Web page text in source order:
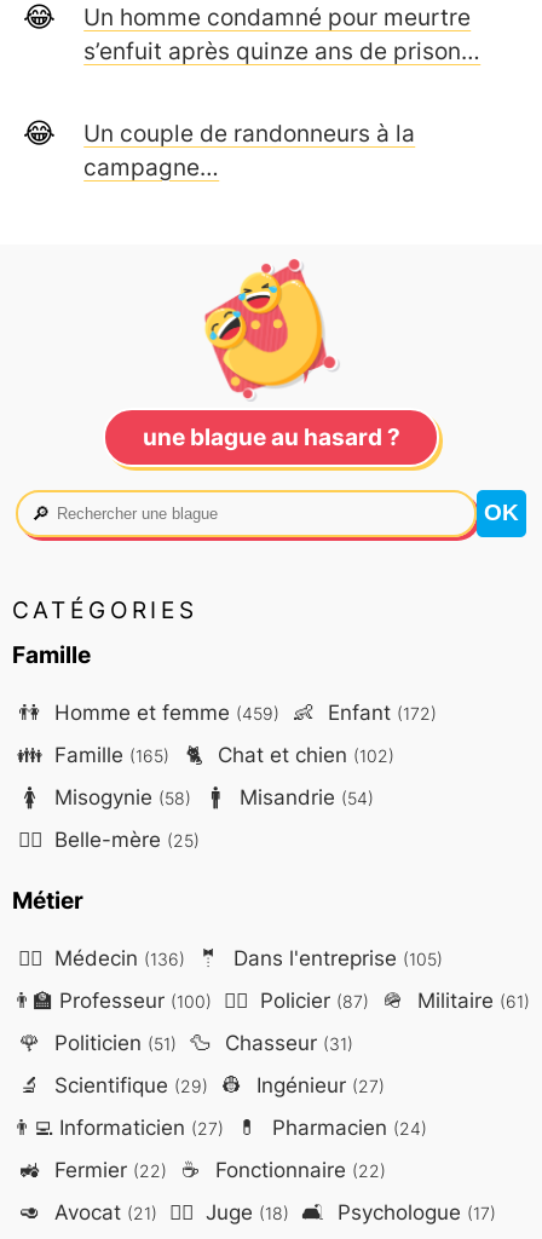
Un homme condamné pour meurtre
s’enfuit après quinze ans de prison…
Un couple de randonneurs à la
campagne…
une blague au hasard ?
🔎
CATÉGORIES
Famille
👫 Homme et femme (459) 👶 Enfant (172)
👪 Famille (165) 🐈 Chat et chien (102)
🚺 Misogynie (58) 🚹 Misandrie (54)
🤷‍♀️ Belle-mère (25)
Métier
👨‍⚕️ Médecin (136) 🤵 Dans l'entreprise (105)
👨‍🏫 Professeur (100) 👮‍♂️ Policier (87) 🪖 Militaire (61)
🌹 Politicien (51) 🦆 Chasseur (31)
🔬 Scientifique (29) 👷 Ingénieur (27)
👨‍💻Informaticien (27) 💊 Pharmacien (24)
🚜 Fermier (22) ☕ Fonctionnaire (22)
🥑 Avocat (21) 👨‍⚖️ Juge (18) 🛋️ Psychologue (17)